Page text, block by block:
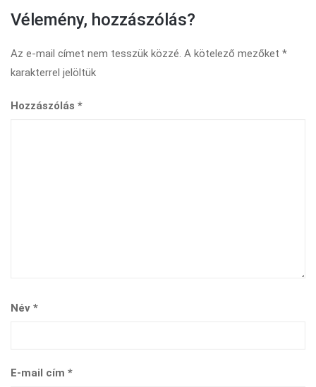
Vélemény, hozzászólás?
Az e-mail címet nem tesszük közzé. A kötelező mezőket *
karakterrel jelöltük
Hozzászólás *
Név *
E-mail cím *